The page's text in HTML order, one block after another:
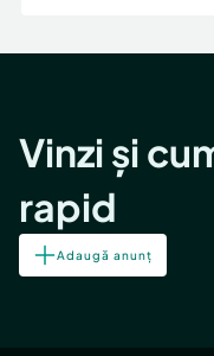
Vinzi și
rapid
Adaugă anunț